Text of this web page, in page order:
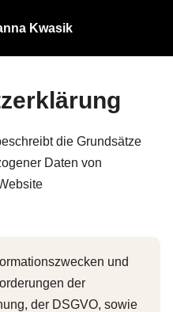
Kwasik
die Grundsätze
Daten von
und
der
der DSGVO, sowie